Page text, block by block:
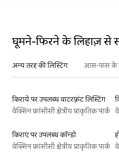
घूमने-फिरने के लिहाज़ से
अन्य तरह की लिस्टिंग आस-पास के
किराये पर उपलब्ध वाटरफ़्रंट लिस्टिंग
वेक्सिन फ्रांसीसी क्षेत्रीय प्राकृतिक पार्क
किराए पर उपलब्ध कॉन्डो
वेक्सिन फ्रांसीसी क्षेत्रीय प्राकृतिक पार्क